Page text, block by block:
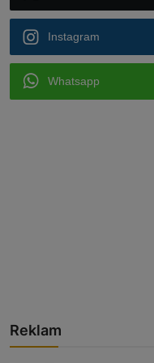
Instagram
Whatsapp
Reklam